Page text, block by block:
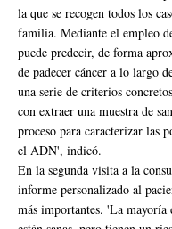
la que se recogen todos los
familia. Mediante el empleo
puede predecir, de forma
de padecer cáncer a lo largo
una serie de criterios
con extraer una muestra de
proceso para caracterizar las
el ADN', indicó.
En la segunda visita a la
informe personalizado al
más importantes. 'La mayoría